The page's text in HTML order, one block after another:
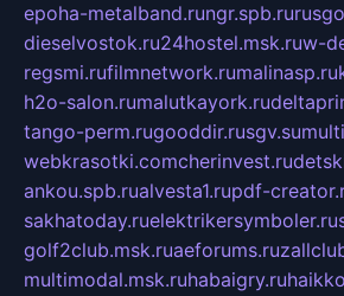
epoha-metalband.rungr.spb.ru
dieselvostok.ru24hostel.msk.ruw-
regsmi.rufilmnetwork.rumalinasp.ru
h2o-salon.rumalutkayork.ru
tango-perm.rugooddir.rusgv.su
webkrasotki.comcherinvest.ru
ankou.spb.rualvesta1.rupdf-
sakhatoday.ruelektrikersymboler.ru
golf2club.msk.ruaeforums.ru
multimodal.msk.ruhabaigry.ru